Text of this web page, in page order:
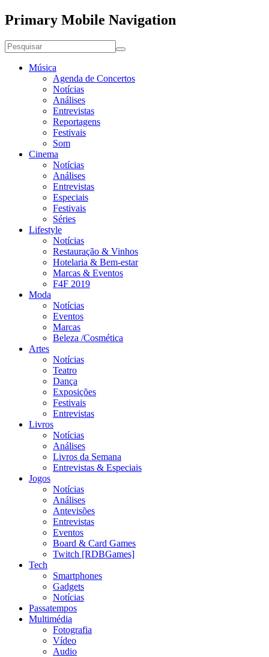
Primary Mobile Navigation
Música
Agenda de Concertos
Notícias
Análises
Entrevistas
Reportagens
Festivais
Som
Cinema
Notícias
Análises
Entrevistas
Especiais
Festivais
Séries
Lifestyle
Notícias
Restauração & Vinhos
Hotelaria & Bem-estar
Marcas & Eventos
F4F 2019
Moda
Notícias
Eventos
Marcas
Beleza /Cosmética
Artes
Notícias
Teatro
Dança
Exposições
Festivais
Entrevistas
Livros
Notícias
Análises
Livros da Semana
Entrevistas & Especiais
Jogos
Notícias
Análises
Antevisões
Entrevistas
Eventos
Board & Card Games
Twitch [RDBGames]
Tech
Smartphones
Gadgets
Notícias
Passatempos
Multimédia
Fotografia
Vídeo
Audio